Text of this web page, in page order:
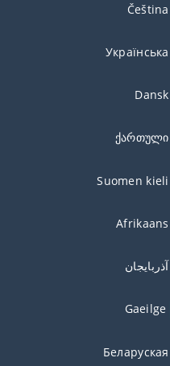
Čeština
Українська
Dansk
ქართული
Suomen kieli
Afrikaans
آذربايجان
Gaeilge
Беларуская